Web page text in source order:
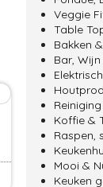
Veggie
Table
Bakken
Bar,
Koffie &
Raspen,
Mooi &
Keuken